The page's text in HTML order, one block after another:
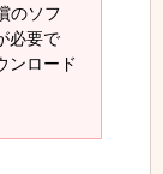
のソフ
必要で
ンロード